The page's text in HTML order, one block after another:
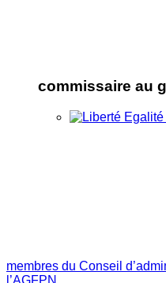
commissaire au
membres du Conseil
l’AGFPN